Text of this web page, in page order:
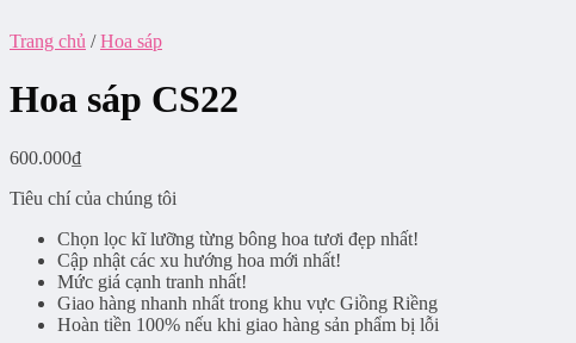
Trang chủ / Hoa sáp
Hoa sáp CS22
600.000₫
Tiêu chí của chúng tôi
Chọn lọc kĩ lưỡng từng bông hoa tươi đẹp nhất!
Cập nhật các xu hướng hoa mới nhất!
Mức giá cạnh tranh nhất!
Giao hàng nhanh nhất trong khu vực Giồng Riềng
Hoàn tiền 100% nếu khi giao hàng sản phẩm bị lỗi